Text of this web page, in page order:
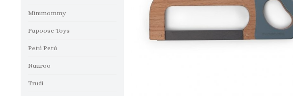
Minimommy
Papoose Toys
Petú Petú
Nuuroo
Trudi